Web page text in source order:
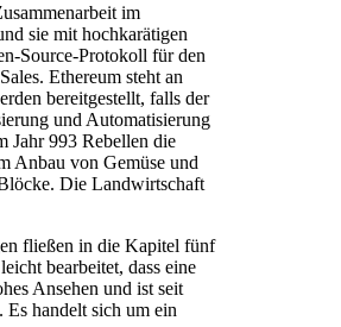
im
sie mit hochkarätigen
Source-Protokoll für den
Ethereum steht an
bereitgestellt, falls der
und Automatisierung
Jahr 993 Rebellen die
Anbau von Gemüse und
Die Landwirtschaft
fließen in die Kapitel fünf
bearbeitet, dass eine
Ansehen und ist seit
handelt sich um ein